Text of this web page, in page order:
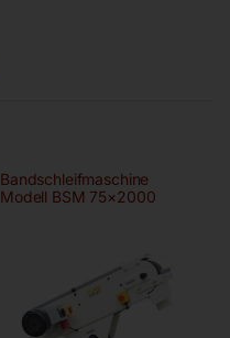
Bandschleifmaschine
Modell BSM 75×2000